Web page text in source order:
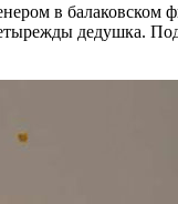
в балаковском
дедушка.